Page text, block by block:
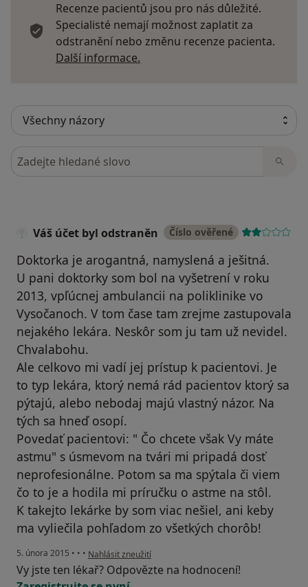
Recenze pacientů jsou pro nás důležité.
Specialisté nemají možnost zaplatit za
odstranění nebo změnu recenze pacienta.
Další informace.
Hledejte v názorech
Váš účet byl odstraněn Číslo ověřené
Doktorka je arogantná, namyslená a ješitná.
U pani doktorky som bol na vyšetrení v roku
2013, vpľúcnej ambulancii na poliklinike vo
Vysočanoch. V tom čase tam zrejme zastupovala
nejakého lekára. Neskôr som ju tam už nevidel.
Chvalabohu.
Ale celkovo mi vadí jej prístup k pacientovi. Je
to typ lekára, ktorý nemá rád pacientov ktorý sa
pýtajú, alebo nebodaj majú vlastný názor. Na
tých sa hneď osopí.
Povedať pacientovi: " Čo chcete však Vy máte
astmu" s úsmevom na tvári mi pripadá dosť
neprofesionálne. Potom sa ma spýtala či viem
čo to je a hodila mi príručku o astme na stôl.
K takejto lekárke by som viac nešiel, ani keby
ma vyliečila pohľadom zo všetkých chorôb!
5. února 2015 • • • podle názoru uživatele Váš účet byl odstraněn
Nahlásit zneužití
Vy jste ten lékař? Odpovězte na hodnocení!